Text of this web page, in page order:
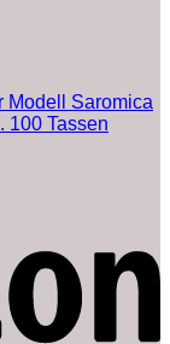
Modell Saromica
100 Tassen